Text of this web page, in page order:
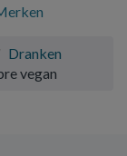
Dranken
vegan